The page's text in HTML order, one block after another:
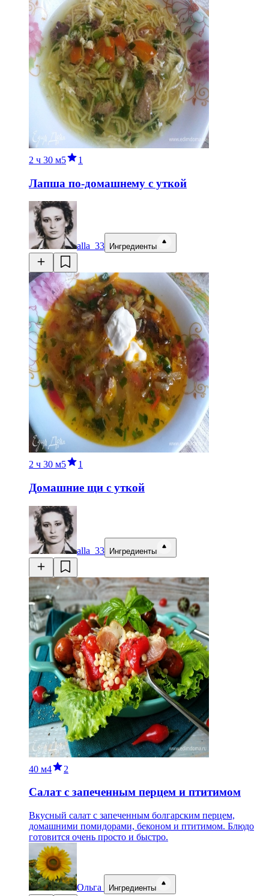
2 ч 30 м5 1
Лапша по-домашнему с уткой
alla_33 Ингредиенты
2 ч 30 м5 1
Домашние щи с уткой
alla_33 Ингредиенты
40 м4 2
Салат с запеченным перцем и птитимом
Вкусный салат с запеченным болгарским перцем,
домашними помидорами, беконом и птитимом. Блюдо
готовится очень просто и быстро.
Ольга Ингредиенты